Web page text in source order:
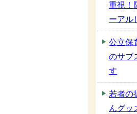
重視！
ーアル
公立保
のサブ
す
若者の
んグッ